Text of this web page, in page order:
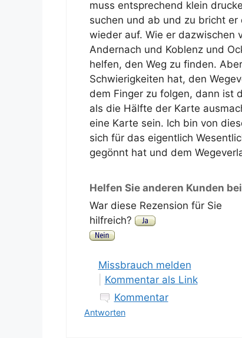
muss entsprechend klein
suchen und ab und zu bricht
wieder auf. Wie er dazwischen
Andernach und Koblenz und
helfen, den Weg zu finden.
Schwierigkeiten hat, den
dem Finger zu folgen, dann ist
als die Hälfte der Karte
eine Karte sein. Ich bin von
sich für das eigentlich
gegönnt hat und dem
Helfen Sie anderen Kunden
War diese Rezension für Sie
hilfreich?
Missbrauch melden
Kommentar als Link
Kommentar
Antworten